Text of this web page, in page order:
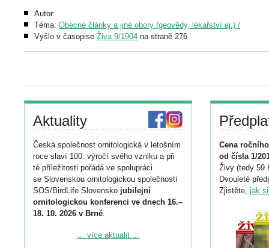
Autor:
Téma: Obecné články a jiné obory (geovědy, lékařství aj.) /
Vyšlo v časopise Živa 9/1904 na straně 276
Aktuality
Česká společnost ornitologická v letošním
roce slaví 100. výročí svého vzniku a při
té příležitosti pořádá ve spolupráci
se Slovenskou ornitologickou společností
SOS/BirdLife Slovensko jubilejní
ornitologickou konferenci ve dnech 16.–
18. 10. 2026 v Brně.
Podrobnější informace ke konferenci
... více aktualit ...
Cena
od čísla 1/
Živy (tedy 59
Dvouleté
Zjistěte, jak